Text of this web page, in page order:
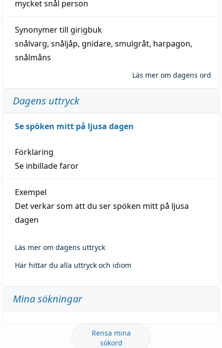
mycketsnål person
Synonymer till girigbuk
snålvarg, snåljåp, gnidare, smulgråt, harpagon,
snålmåns
Läs mer om dagens ord
Dagens uttryck
Se spöken mitt på ljusa dagen
Förklaring
Se inbillade faror
Exempel
Det verkar som att du ser spöken mitt på ljusa
dagen
Läs mer om dagens uttryck
Här hittar du alla uttryck och idiom
Mina sökningar
Rensa mina
sökord